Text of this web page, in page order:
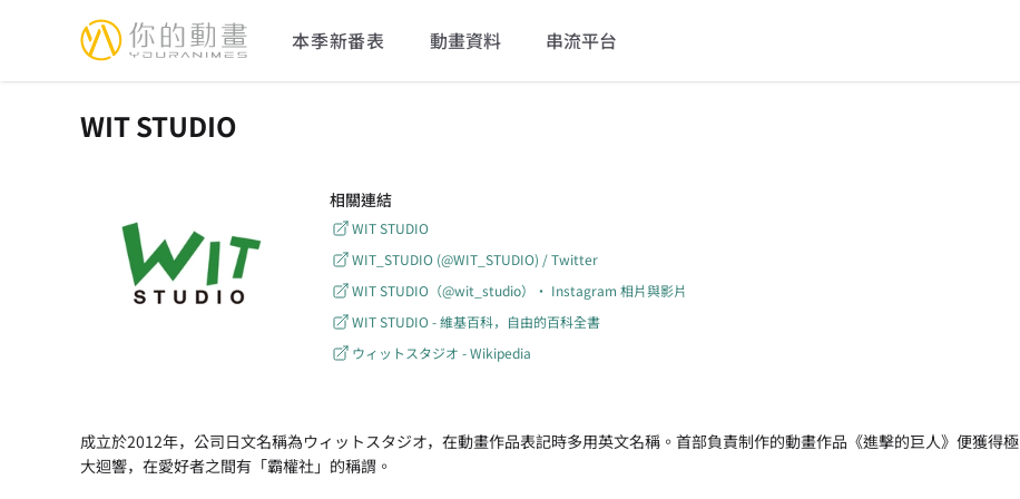
YourAnimes 你的動畫 本季新番表 動畫資料 串流平台
WIT STUDIO
相關連結
WIT STUDIO
WIT_STUDIO (@WIT_STUDIO) / Twitter
WIT STUDIO（@wit_studio）• Instagram 相片與影片
WIT STUDIO - 維基百科，自由的百科全書
ウィットスタジオ - Wikipedia
成立於2012年，公司日文名稱為ウィットスタジオ，在動畫作品表記時多用英文名稱。首部負責制作的動畫作品《進擊的巨人》便獲得極
大迴響，在愛好者之間有「霸權社」的稱謂。